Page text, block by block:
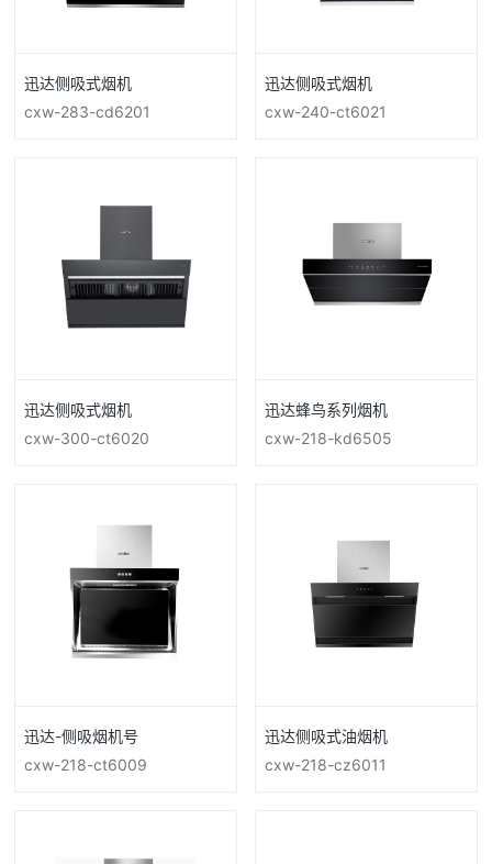
迅达侧吸式烟机
cxw-283-cd6201
迅达侧吸式烟机
cxw-240-ct6021
迅达侧吸式烟机
cxw-300-ct6020
迅达蜂鸟系列烟机
cxw-218-kd6505
迅达-侧吸烟机号
cxw-218-ct6009
迅达侧吸式油烟机
cxw-218-cz6011